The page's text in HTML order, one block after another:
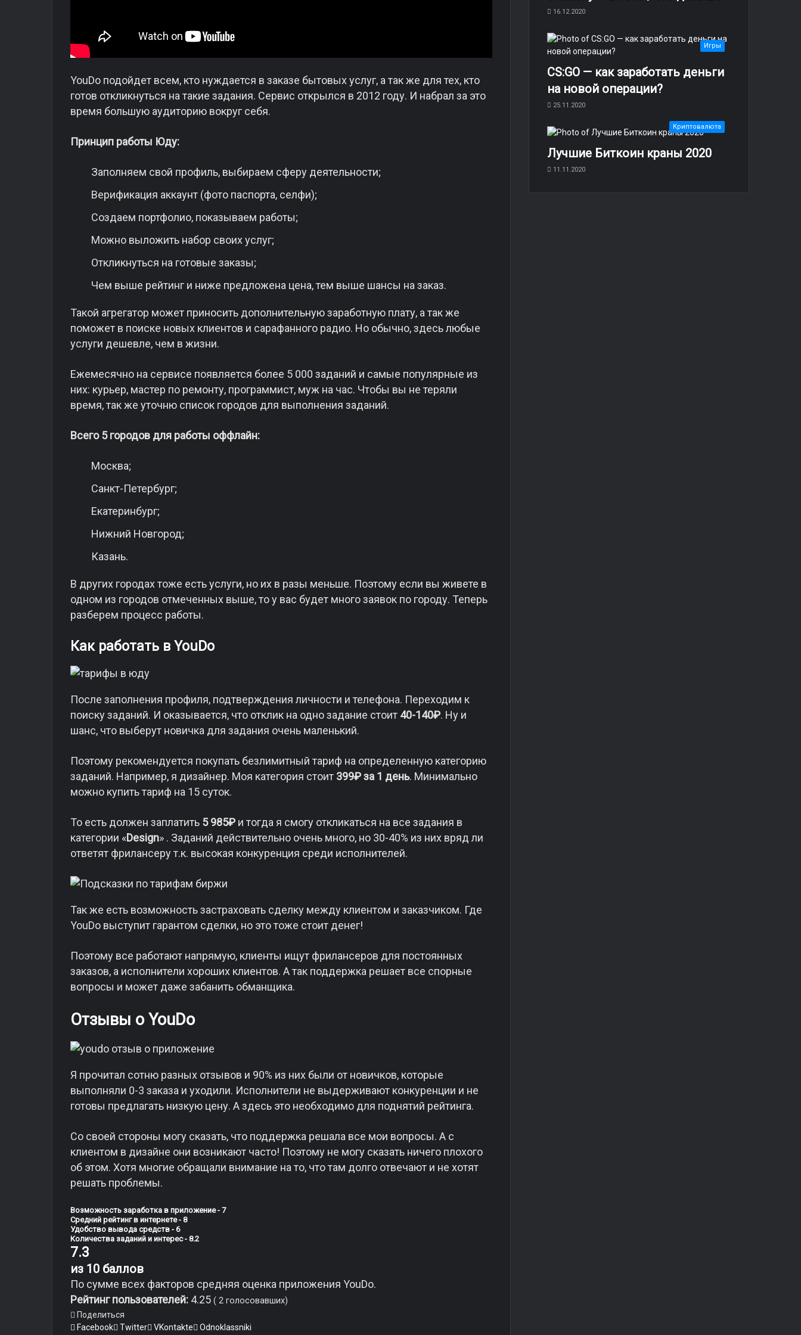
YouDo подойдет всем, кто нуждается в заказе бытовых услуг, а так же для тех, кто
готов откликнуться на такие задания. Сервис открылся в 2012 году. И набрал за это
время большую аудиторию вокруг себя.
Принцип работы Юду:
Заполняем свой профиль, выбираем сферу деятельности;
Верификация аккаунт (фото паспорта, селфи);
Создаем портфолио, показываем работы;
Можно выложить набор своих услуг;
Откликнуться на готовые заказы;
Чем выше рейтинг и ниже предложена цена, тем выше шансы на заказ.
Такой агрегатор может приносить дополнительную заработную плату, а так же
поможет в поиске новых клиентов и сарафанного радио. Но обычно, здесь любые
услуги дешевле, чем в жизни.
Ежемесячно на сервисе появляется более 5 000 заданий и самые популярные из
них: курьер, мастер по ремонту, программист, муж на час. Чтобы вы не теряли
время, так же уточню список городов для выполнения заданий.
Всего 5 городов для работы оффлайн:
Москва;
Санкт-Петербург;
Екатеринбург;
Нижний Новгород;
Казань.
В других городах тоже есть услуги, но их в разы меньше. Поэтому если вы живете в
одном из городов отмеченных выше, то у вас будет много заявок по городу. Теперь
разберем процесс работы.
Как работать в YouDo
После заполнения профиля, подтверждения личности и телефона. Переходим к
поиску заданий. И оказывается, что отклик на одно задание стоит 40-140₽. Ну и
шанс, что выберут новичка для задания очень маленький.
Поэтому рекомендуется покупать безлимитный тариф на определенную категорию
заданий. Например, я дизайнер. Моя категория стоит 399₽ за 1 день. Минимально
можно купить тариф на 15 суток.
То есть должен заплатить 5 985₽ и тогда я смогу откликаться на все задания в
категории «Design» . Заданий действительно очень много, но 30-40% из них вряд ли
ответят фрилансеру т.к. высокая конкуренция среди исполнителей.
Так же есть возможность застраховать сделку между клиентом и заказчиком. Где
YouDo выступит гарантом сделки, но это тоже стоит денег!
Поэтому все работают напрямую, клиенты ищут фрилансеров для постоянных
заказов, а исполнители хороших клиентов. А так поддержка решает все спорные
вопросы и может даже забанить обманщика.
Отзывы о YouDo
Я прочитал сотню разных отзывов и 90% из них были от новичков, которые
выполняли 0-3 заказа и уходили. Исполнители не выдерживают конкуренции и не
готовы предлагать низкую цену. А здесь это необходимо для поднятий рейтинга.
Со своей стороны могу сказать, что поддержка решала все мои вопросы. А с
клиентом в дизайне они возникают часто! Поэтому не могу сказать ничего плохого
об этом. Хотя многие обращали внимание на то, что там долго отвечают и не хотят
решать проблемы.
Возможность заработка в приложение - 7
Средний рейтинг в интернете - 8
Удобство вывода средств - 6
Количества заданий и интерес - 8.2
7.3
из 10 баллов
По сумме всех факторов средняя оценка приложения YouDo.
Рейтинг пользователей: 4.25 ( 2 голосовавших)
Поделиться
Facebook
Twitter VKontakte Odnoklassniki
16.12.2020
Игры
CS:GO — как заработать деньги
на новой операции?
25.11.2020
Криптовалюта
Лучшие Биткоин краны 2020
11.11.2020